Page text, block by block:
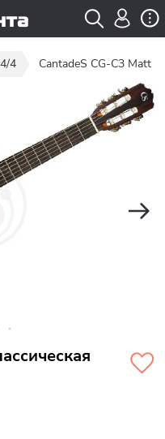
4 CantadeS CG-C3 Matt